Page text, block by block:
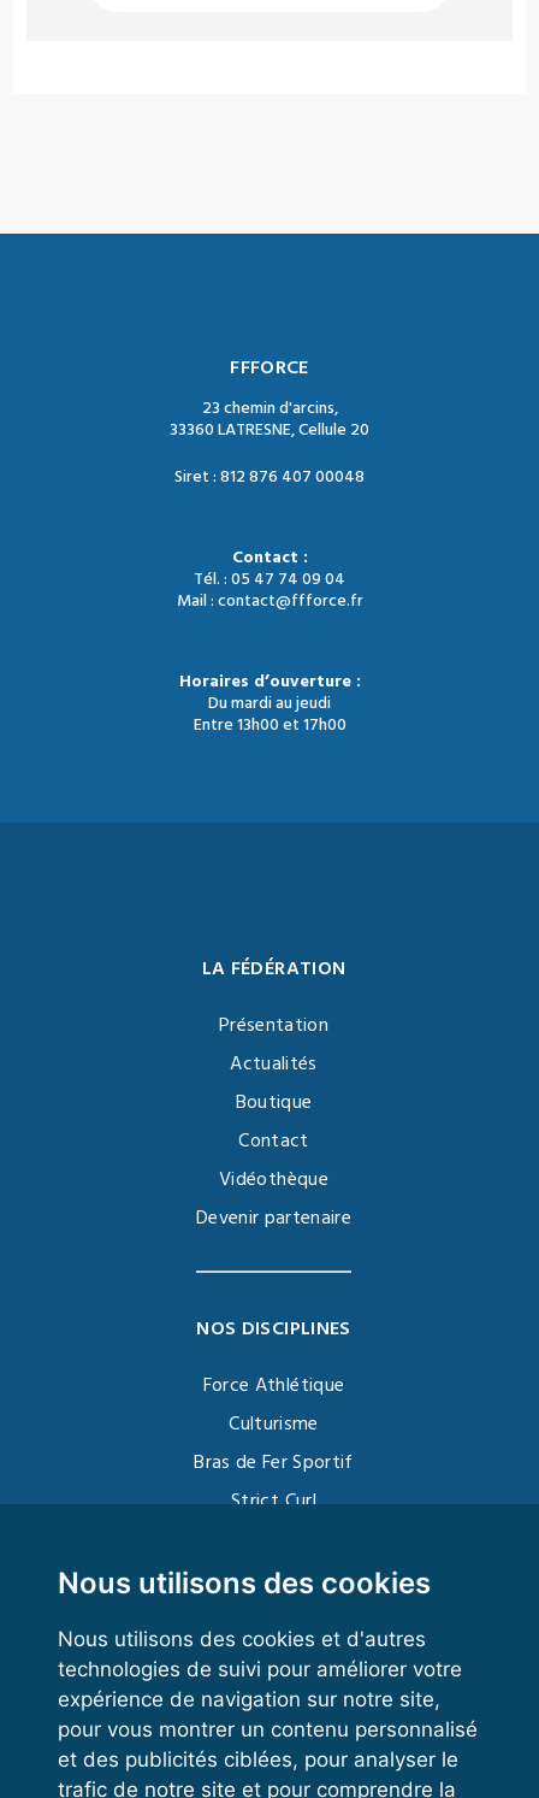
Nous utilisons des cookies
Nous utilisons des cookies et d'autres
technologies de suivi pour améliorer votre
expérience de navigation sur notre site,
pour vous montrer un contenu personnalisé
et des publicités ciblées, pour analyser le
trafic de notre site et pour comprendre la
FFFORCE
23 chemin d'arcins,
33360 LATRESNE, Cellule 20
Siret : 812 876 407 00048
Contact :
Tél. : 05 47 74 09 04
Mail : contact@ffforce.fr
Horaires d’ouverture :
Du mardi au jeudi
Entre 13h00 et 17h00
LA FÉDÉRATION
Présentation
Actualités
Boutique
Contact
Vidéothèque
Devenir partenaire
NOS DISCIPLINES
Force Athlétique
Culturisme
Bras de Fer Sportif
Strict Curl
Kettlebell
VOS ESPACES
Espace dirigeant
Espace licencié